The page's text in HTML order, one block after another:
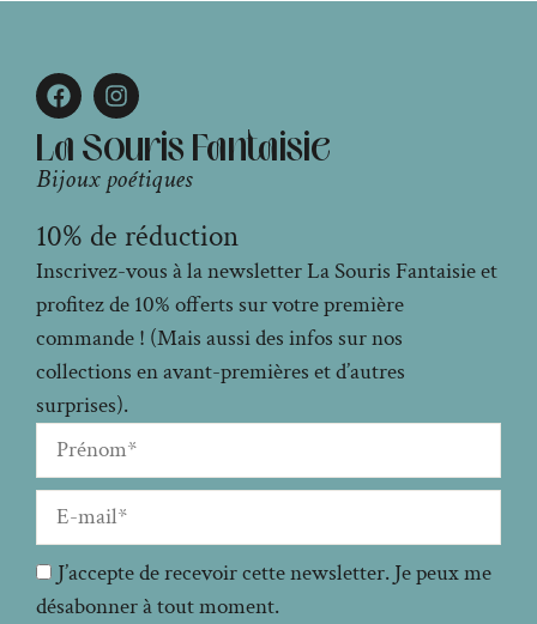
La Souris Fantaisie
Bijoux poétiques
10% de réduction
Inscrivez-vous à la newsletter La Souris Fantaisie et
profitez de 10% offerts sur votre première
commande ! (Mais aussi des infos sur nos
collections en avant-premières et d’autres
surprises).
J’accepte de recevoir cette newsletter. Je peux me
désabonner à tout moment.